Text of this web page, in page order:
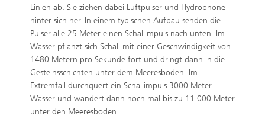
Linien ab. Sie ziehen dabei Luftpulser und Hydrophone
hinter sich her. In einem typischen Aufbau senden die
Pulser alle 25 Meter einen Schallimpuls nach unten. Im
Wasser pflanzt sich Schall mit einer Geschwindigkeit von
1480 Metern pro Sekunde fort und dringt dann in die
Gesteinsschichten unter dem Meeresboden. Im
Extremfall durchquert ein Schallimpuls 3000 Meter
Wasser und wandert dann noch mal bis zu 11 000 Meter
unter den Meeresboden.